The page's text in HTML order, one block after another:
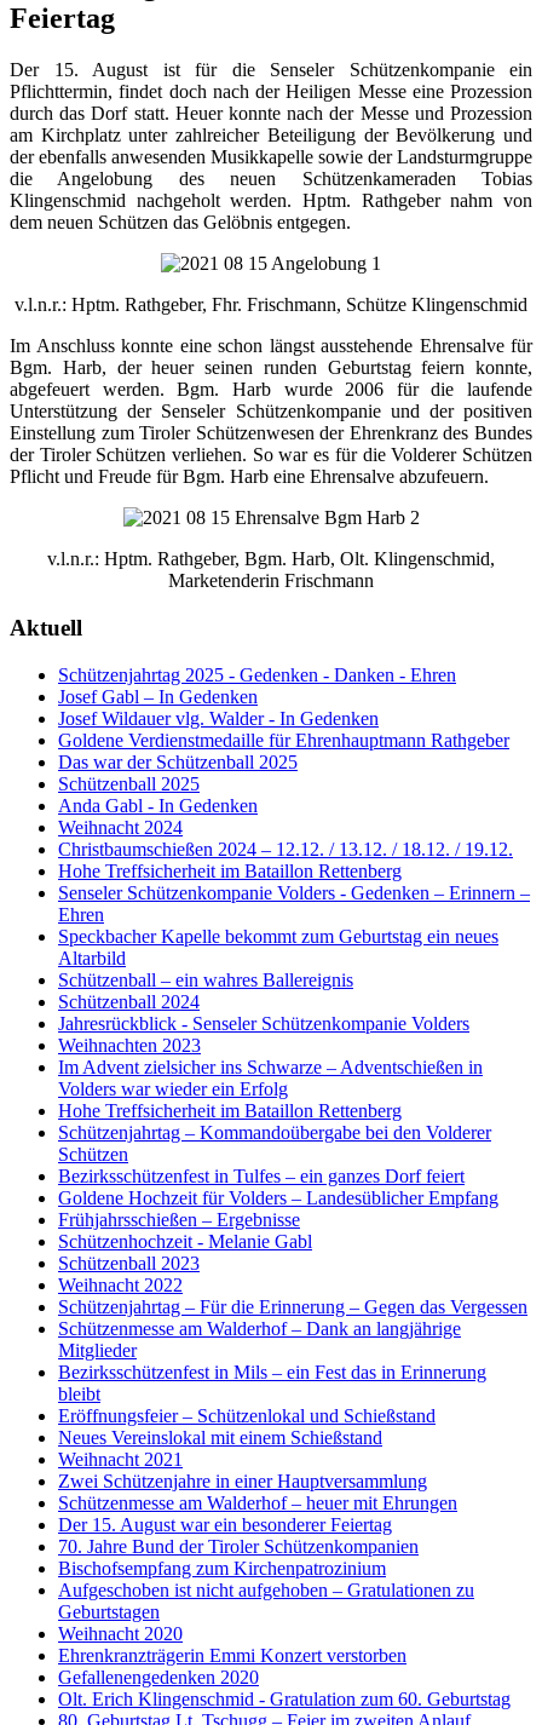
Feiertag
Der 15. August ist für die Senseler Schützenkompanie ein
Pflichttermin, findet doch nach der Heiligen Messe eine Prozession
durch das Dorf statt. Heuer konnte nach der Messe und Prozession
am Kirchplatz unter zahlreicher Beteiligung der Bevölkerung und
der ebenfalls anwesenden Musikkapelle sowie der Landsturmgruppe
die Angelobung des neuen Schützenkameraden Tobias
Klingenschmid nachgeholt werden. Hptm. Rathgeber nahm von
dem neuen Schützen das Gelöbnis entgegen.
v.l.n.r.: Hptm. Rathgeber, Fhr. Frischmann, Schütze Klingenschmid
Im Anschluss konnte eine schon längst ausstehende Ehrensalve für
Bgm. Harb, der heuer seinen runden Geburtstag feiern konnte,
abgefeuert werden. Bgm. Harb wurde 2006 für die laufende
Unterstützung der Senseler Schützenkompanie und der positiven
Einstellung zum Tiroler Schützenwesen der Ehrenkranz des Bundes
der Tiroler Schützen verliehen. So war es für die Volderer Schützen
Pflicht und Freude für Bgm. Harb eine Ehrensalve abzufeuern.
v.l.n.r.: Hptm. Rathgeber, Bgm. Harb, Olt. Klingenschmid,
Marketenderin Frischmann
Aktuell
Schützenjahrtag 2025 - Gedenken - Danken - Ehren
Josef Gabl – In Gedenken
Josef Wildauer vlg. Walder - In Gedenken
Goldene Verdienstmedaille für Ehrenhauptmann Rathgeber
Das war der Schützenball 2025
Schützenball 2025
Anda Gabl - In Gedenken
Weihnacht 2024
Christbaumschießen 2024 – 12.12. / 13.12. / 18.12. / 19.12.
Hohe Treffsicherheit im Bataillon Rettenberg
Senseler Schützenkompanie Volders - Gedenken – Erinnern –
Ehren
Speckbacher Kapelle bekommt zum Geburtstag ein neues
Altarbild
Schützenball – ein wahres Ballereignis
Schützenball 2024
Jahresrückblick - Senseler Schützenkompanie Volders
Weihnachten 2023
Im Advent zielsicher ins Schwarze – Adventschießen in
Volders war wieder ein Erfolg
Hohe Treffsicherheit im Bataillon Rettenberg
Schützenjahrtag – Kommandoübergabe bei den Volderer
Schützen
Bezirksschützenfest in Tulfes – ein ganzes Dorf feiert
Goldene Hochzeit für Volders – Landesüblicher Empfang
Frühjahrsschießen – Ergebnisse
Schützenhochzeit - Melanie Gabl
Schützenball 2023
Weihnacht 2022
Schützenjahrtag – Für die Erinnerung – Gegen das Vergessen
Schützenmesse am Walderhof – Dank an langjährige
Mitglieder
Bezirksschützenfest in Mils – ein Fest das in Erinnerung
bleibt
Eröffnungsfeier – Schützenlokal und Schießstand
Neues Vereinslokal mit einem Schießstand
Weihnacht 2021
Zwei Schützenjahre in einer Hauptversammlung
Schützenmesse am Walderhof – heuer mit Ehrungen
Der 15. August war ein besonderer Feiertag
70. Jahre Bund der Tiroler Schützenkompanien
Bischofsempfang zum Kirchenpatrozinium
Aufgeschoben ist nicht aufgehoben – Gratulationen zu
Geburtstagen
Weihnacht 2020
Ehrenkranzträgerin Emmi Konzert verstorben
Gefallenengedenken 2020
Olt. Erich Klingenschmid - Gratulation zum 60. Geburtstag
80. Geburtstag Lt. Tschugg – Feier im zweiten Anlauf